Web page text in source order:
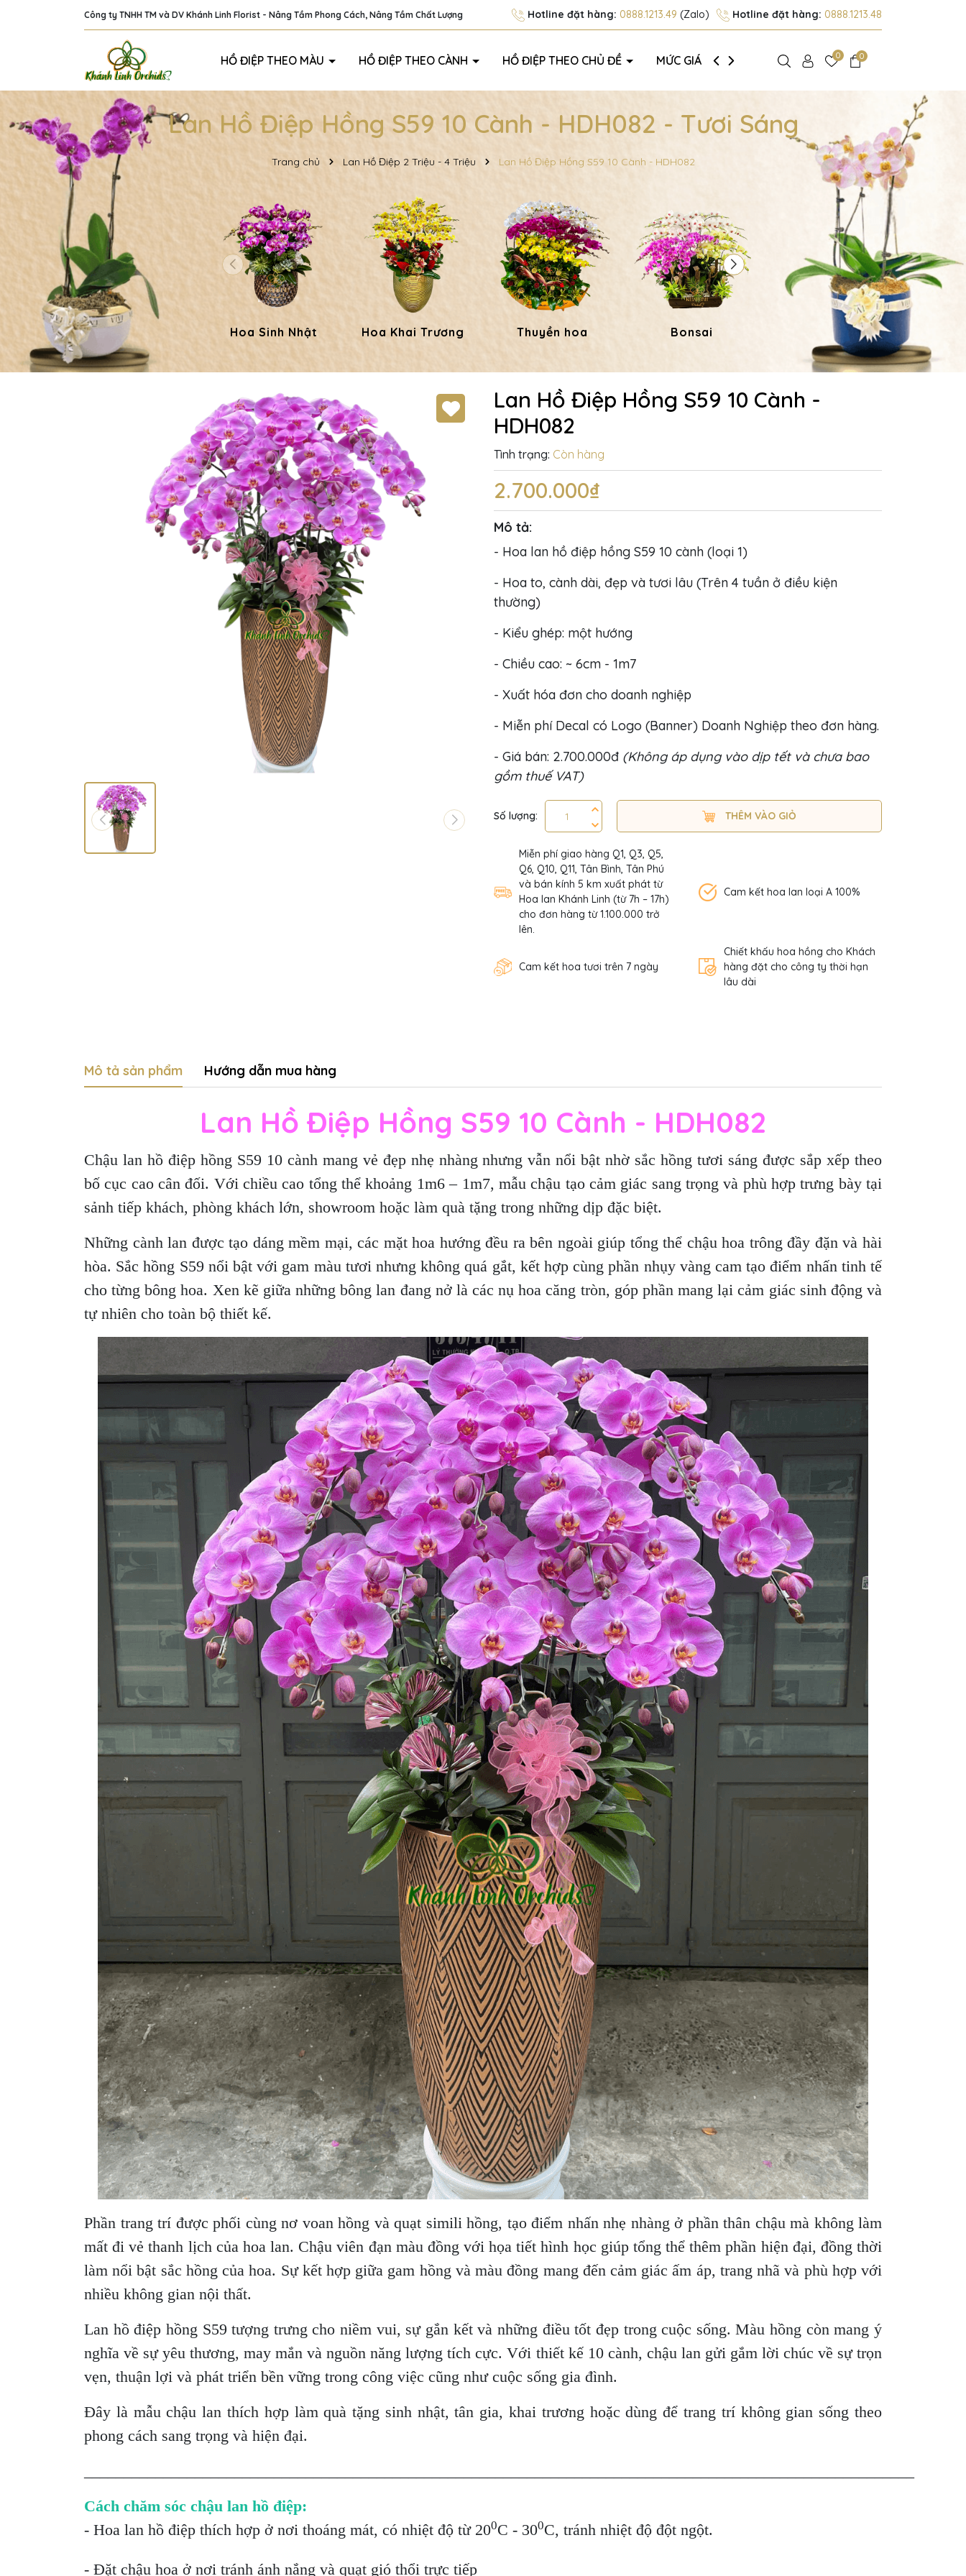
Công ty TNHH TM và DV Khánh Linh Florist - Nâng Tầm Phong Cách, Nâng Tầm Chất Lượng Hotline đặt hàng: 0888.1213.49 (Zalo) Hotline đặt hàng: 0888.1213.48
HỒ ĐIỆP THEO MÀU HỒ ĐIỆP THEO CÀNH HỒ ĐIỆP THEO CHỦ ĐỀ MỨC GIÁ GIỚI THIỆU 0 0
Lan Hồ Điệp Hồng S59 10 Cành - HDH082 - Tươi Sáng
Trang chủ Lan Hồ Điệp 2 Triệu - 4 Triệu Lan Hồ Điệp Hồng S59 10 Cành - HDH082
Hoa Sinh Nhật Hoa Khai Trương Thuyền hoa Bonsai Hoa Dâng Phật
Lan Hồ Điệp Hồng S59 10 Cành -
HDH082
Tình trạng: Còn hàng
2.700.000₫
Mô tả:
- Hoa lan hồ điệp hồng S59 10 cành (loại 1)
- Hoa to, cành dài, đẹp và tươi lâu (Trên 4 tuần ở điều kiện
thường)
- Kiểu ghép: một hướng
- Chiều cao: ~ 6cm - 1m7
- Xuất hóa đơn cho doanh nghiệp
- Miễn phí Decal có Logo (Banner) Doanh Nghiệp theo đơn hàng.
- Giá bán: 2.700.000đ (Không áp dụng vào dịp tết và chưa bao
gồm thuế VAT)
Số lượng: THÊM VÀO GIỎ
Miễn phí giao hàng Q1, Q3, Q5,
Q6, Q10, Q11, Tân Bình, Tân Phú
và bán kính 5 km xuất phát từ
Hoa lan Khánh Linh (từ 7h – 17h)
cho đơn hàng từ 1.100.000 trở
lên.
Cam kết hoa lan loại A 100%
Cam kết hoa tươi trên 7 ngày
Chiết khấu hoa hồng cho Khách
hàng đặt cho công ty thời hạn
lâu dài
Mô tả sản phẩm Hướng dẫn mua hàng
Lan Hồ Điệp Hồng S59 10 Cành - HDH082
Chậu lan hồ điệp hồng S59 10 cành mang vẻ đẹp nhẹ nhàng nhưng vẫn nổi bật nhờ sắc hồng tươi sáng được sắp xếp theo
bố cục cao cân đối. Với chiều cao tổng thể khoảng 1m6 – 1m7, mẫu chậu tạo cảm giác sang trọng và phù hợp trưng bày tại
sảnh tiếp khách, phòng khách lớn, showroom hoặc làm quà tặng trong những dịp đặc biệt.
Những cành lan được tạo dáng mềm mại, các mặt hoa hướng đều ra bên ngoài giúp tổng thể chậu hoa trông đầy đặn và hài
hòa. Sắc hồng S59 nổi bật với gam màu tươi nhưng không quá gắt, kết hợp cùng phần nhụy vàng cam tạo điểm nhấn tinh tế
cho từng bông hoa. Xen kẽ giữa những bông lan đang nở là các nụ hoa căng tròn, góp phần mang lại cảm giác sinh động và
tự nhiên cho toàn bộ thiết kế.
Phần trang trí được phối cùng nơ voan hồng và quạt simili hồng, tạo điểm nhấn nhẹ nhàng ở phần thân chậu mà không làm
mất đi vẻ thanh lịch của hoa lan. Chậu viên đạn màu đồng với họa tiết hình học giúp tổng thể thêm phần hiện đại, đồng thời
làm nổi bật sắc hồng của hoa. Sự kết hợp giữa gam hồng và màu đồng mang đến cảm giác ấm áp, trang nhã và phù hợp với
nhiều không gian nội thất.
Lan hồ điệp hồng S59 tượng trưng cho niềm vui, sự gắn kết và những điều tốt đẹp trong cuộc sống. Màu hồng còn mang ý
nghĩa về sự yêu thương, may mắn và nguồn năng lượng tích cực. Với thiết kế 10 cành, chậu lan gửi gắm lời chúc về sự trọn
vẹn, thuận lợi và phát triển bền vững trong công việc cũng như cuộc sống gia đình.
Đây là mẫu chậu lan thích hợp làm quà tặng sinh nhật, tân gia, khai trương hoặc dùng để trang trí không gian sống theo
phong cách sang trọng và hiện đại.
Cách chăm sóc chậu lan hồ điệp:
- Hoa lan hồ điệp thích hợp ở nơi thoáng mát, có nhiệt độ từ 200C - 300C, tránh nhiệt độ đột ngột.
- Đặt chậu hoa ở nơi tránh ánh nắng và quạt gió thổi trực tiếp